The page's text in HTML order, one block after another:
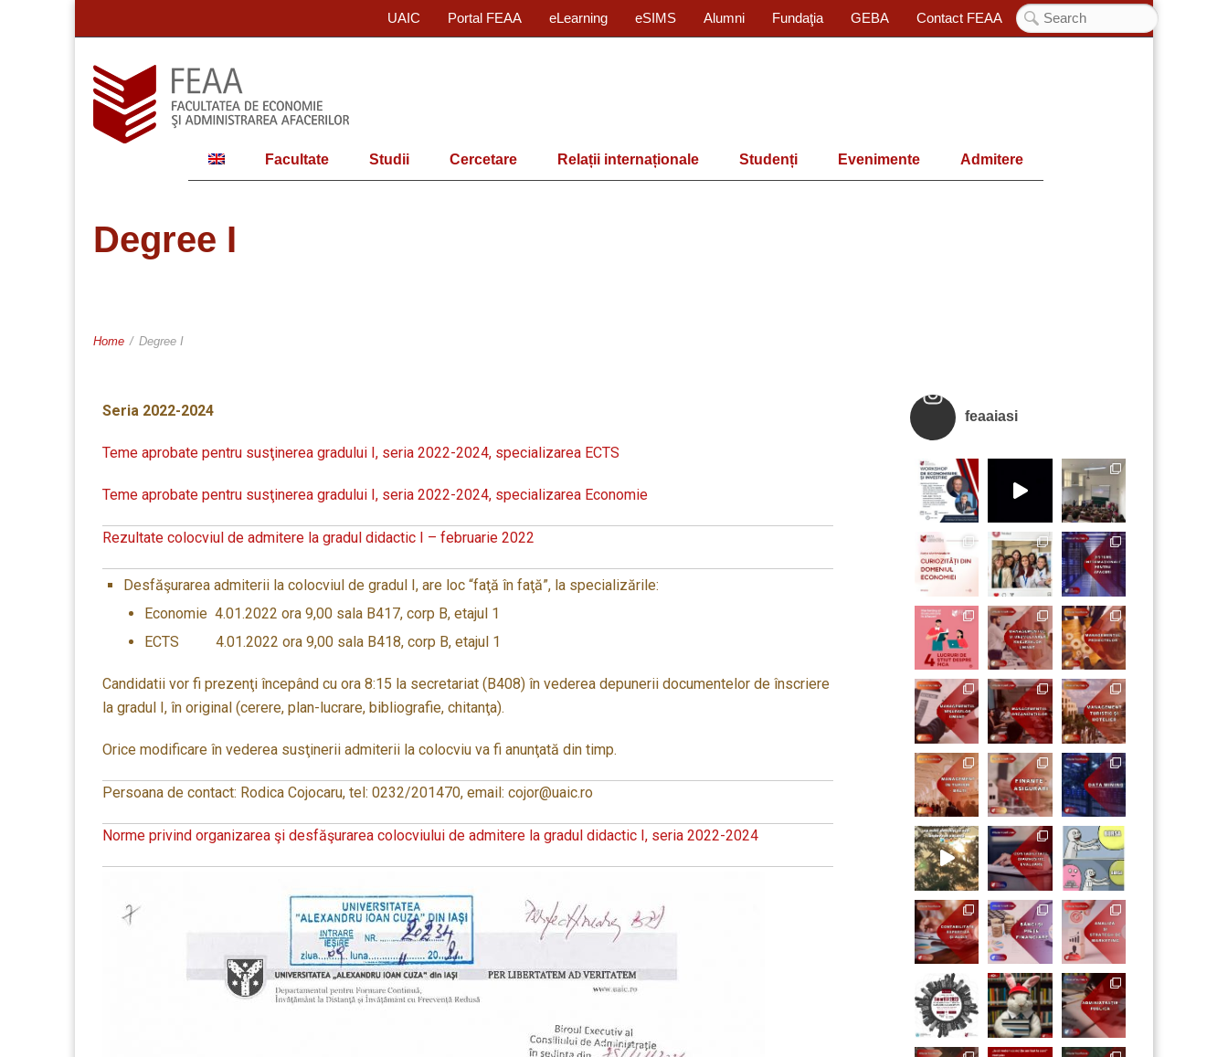
UAIC Portal FEAA eLearning eSIMS Alumni Fundaţia GEBA Contact FEAA
Facultate Studii Cercetare Relații internaționale Studenți Evenimente Admitere
Degree I
Home / Degree I
Seria 2022-2024
Teme aprobate pentru susţinerea gradului I, seria 2022-2024, specializarea ECTS
Teme aprobate pentru susţinerea gradului I, seria 2022-2024, specializarea Economie
Rezultate colocviul de admitere la gradul didactic I – februarie 2022
Desfăşurarea admiterii la colocviul de gradul I, are loc “faţă în faţă”, la specializările:
Economie 4.01.2022 ora 9,00 sala B417, corp B, etajul 1
ECTS 4.01.2022 ora 9,00 sala B418, corp B, etajul 1
Candidatii vor fi prezenţi începând cu ora 8:15 la secretariat (B408) în vederea depunerii documentelor de înscriere
la gradul I, în original (cerere, plan-lucrare, bibliografie, chitanţa).
Orice modificare în vederea susţinerii admiterii la colocviu va fi anunţată din timp.
Persoana de contact: Rodica Cojocaru, tel: 0232/201470, email: cojor@uaic.ro
Norme privind organizarea şi desfăşurarea colocviului de admitere la gradul didactic I, seria 2022-2024
feaaiasi